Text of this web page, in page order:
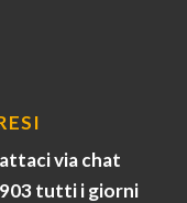
via chat
tutti i giorni